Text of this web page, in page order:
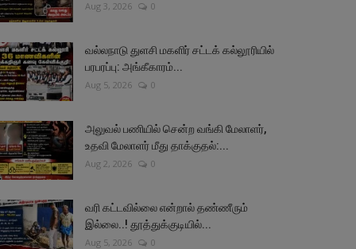
Aug 3, 2026 0
வல்லநாடு துளசி மகளிர் சட்டக் கல்லூரியில்
பரபரப்பு: அங்கீகாரம்...
Aug 5, 2026 0
அலுவல் பணியில் சென்ற வங்கி மேலாளர்,
உதவி மேலாளர் மீது தாக்குதல்:...
Aug 2, 2026 0
வரி கட்டவில்லை என்றால் தண்ணீரும்
இல்லை..! தூத்துக்குடியில்...
Aug 5, 2026 0